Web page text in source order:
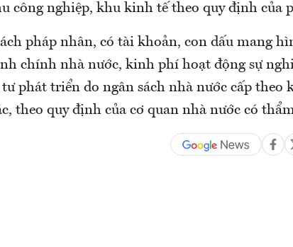
công nghiệp, khu kinh tế theo quy định của
pháp nhân, có tài khoản, con dấu mang
chính nhà nước, kinh phí hoạt động sự
phát triển do ngân sách nhà nước cấp theo
theo quy định của cơ quan nhà nước có